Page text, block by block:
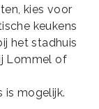
kies voor
keukens
het stadhuis
Lommel of
is mogelijk.